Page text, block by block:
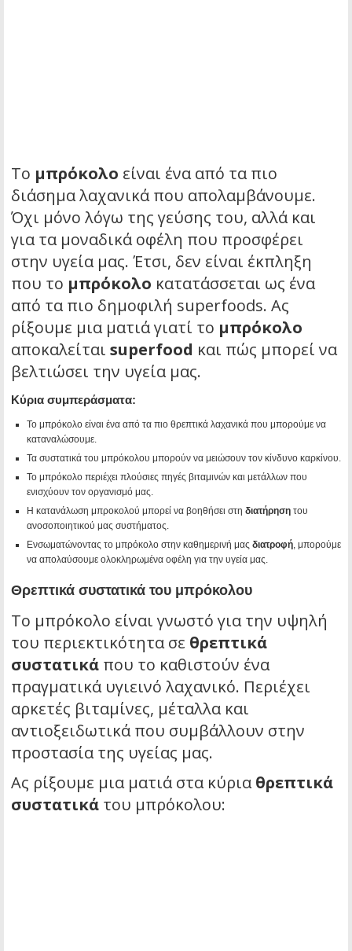
Το μπρόκολο είναι ένα από τα πιο
διάσημα λαχανικά που απολαμβάνουμε.
Όχι μόνο λόγω της γεύσης του, αλλά και
για τα μοναδικά οφέλη που προσφέρει
στην υγεία μας. Έτσι, δεν είναι έκπληξη
που το μπρόκολο κατατάσσεται ως ένα
από τα πιο δημοφιλή superfoods. Ας
ρίξουμε μια ματιά γιατί το μπρόκολο
αποκαλείται superfood και πώς μπορεί να
βελτιώσει την υγεία μας.
Κύρια συμπεράσματα:
Το μπρόκολο είναι ένα από τα πιο θρεπτικά λαχανικά που μπορούμε να
καταναλώσουμε.
Τα συστατικά του μπρόκολου μπορούν να μειώσουν τον κίνδυνο καρκίνου.
Το μπρόκολο περιέχει πλούσιες πηγές βιταμινών και μετάλλων που
ενισχύουν τον οργανισμό μας.
Η κατανάλωση μπροκολού μπορεί να βοηθήσει στη διατήρηση του
ανοσοποιητικού μας συστήματος.
Ενσωματώνοντας το μπρόκολο στην καθημερινή μας διατροφή, μπορούμε
να απολαύσουμε ολοκληρωμένα οφέλη για την υγεία μας.
Θρεπτικά συστατικά του μπρόκολου
Το μπρόκολο είναι γνωστό για την υψηλή
του περιεκτικότητα σε θρεπτικά
συστατικά που το καθιστούν ένα
πραγματικά υγιεινό λαχανικό. Περιέχει
αρκετές βιταμίνες, μέταλλα και
αντιοξειδωτικά που συμβάλλουν στην
προστασία της υγείας μας.
Ας ρίξουμε μια ματιά στα κύρια θρεπτικά
συστατικά του μπρόκολου: